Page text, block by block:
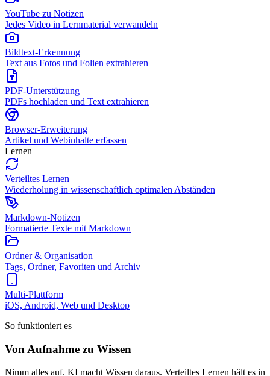
YouTube zu Notizen
Jedes Video in Lernmaterial verwandeln
Bildtext-Erkennung
Text aus Fotos und Folien extrahieren
PDF-Unterstützung
PDFs hochladen und Text extrahieren
Browser-Erweiterung
Artikel und Webinhalte erfassen
Lernen
Verteiltes Lernen
Wiederholung in wissenschaftlich optimalen Abständen
Markdown-Notizen
Formatierte Texte mit Markdown
Ordner & Organisation
Tags, Ordner, Favoriten und Archiv
Multi-Plattform
iOS, Android, Web und Desktop
So funktioniert es
Von Aufnahme zu Wissen
Nimm alles auf. KI macht Wissen daraus. Verteiltes Lernen hält es in